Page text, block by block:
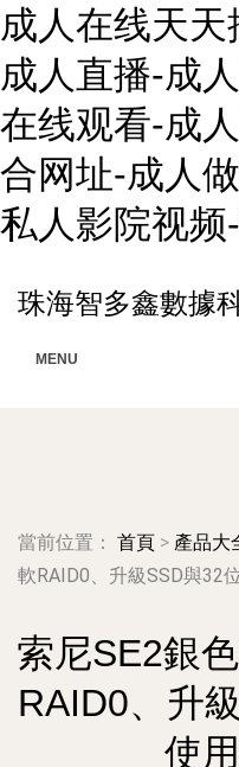
成人在线天
成人直播-成
在线观看-成
合网址-成人
私人影院视
珠海智多鑫數據
MENU
當前位置： 首頁 > 產品大
軟RAID0、升級SSD與32
索尼SE2銀
RAID0、升
使